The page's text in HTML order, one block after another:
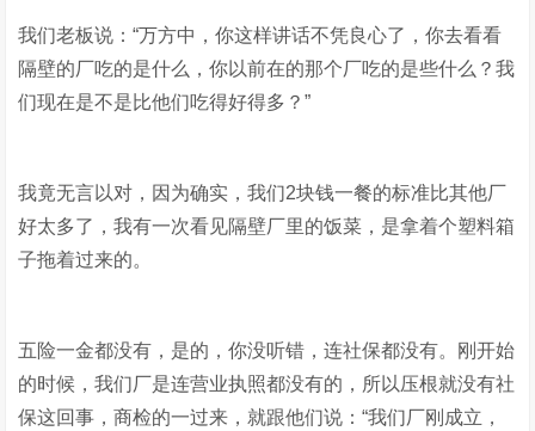
我们老板说：“万方中，你这样讲话不凭良心了，你去看看
隔壁的厂吃的是什么，你以前在的那个厂吃的是些什么？我
们现在是不是比他们吃得好得多？”
我竟无言以对，因为确实，我们2块钱一餐的标准比其他厂
好太多了，我有一次看见隔壁厂里的饭菜，是拿着个塑料箱
子拖着过来的。
五险一金都没有，是的，你没听错，连社保都没有。刚开始
的时候，我们厂是连营业执照都没有的，所以压根就没有社
保这回事，商检的一过来，就跟他们说：“我们厂刚成立，